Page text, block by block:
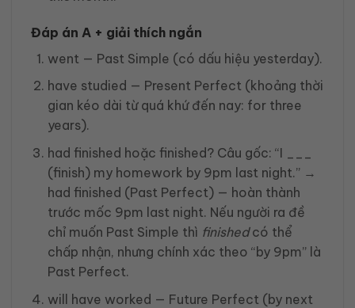
Đáp án A + giải thích ngắn
went — Past Simple (có dấu hiệu yesterday).
have studied — Present Perfect (khoảng thời
gian kéo dài từ quá khứ đến nay: for three
years).
had finished hoặc finished? Câu gốc: “I ___
(finish) my homework by 9pm last night.” →
had finished (Past Perfect) — hoàn thành
trước mốc 9pm last night. Nếu người ra đề
chỉ muốn Past Simple thì finishedcó thể
chấp nhận, nhưng chính xác theo “by 9pm” là
Past Perfect.
will have worked — Future Perfect (by next